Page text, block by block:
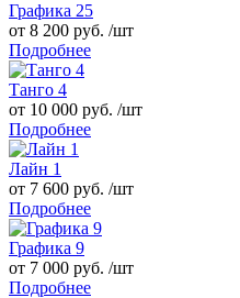
Графика 25
от 8 200 руб. /шт
Подробнее
Танго 4
от 10 000 руб. /шт
Подробнее
Лайн 1
от 7 600 руб. /шт
Подробнее
Графика 9
от 7 000 руб. /шт
Подробнее